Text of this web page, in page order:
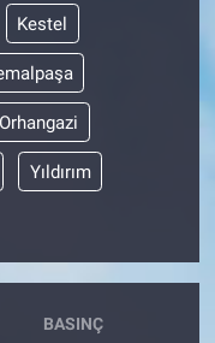
Kestel
Orhangazi
Yıldırım
BASINÇ